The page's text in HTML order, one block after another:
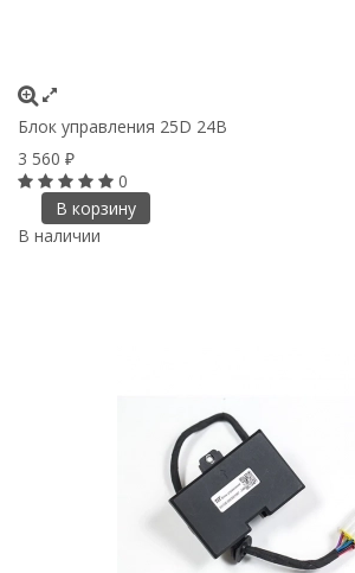
Блок управления 25D 24В
3 560 ₽
0
В корзину
В наличии